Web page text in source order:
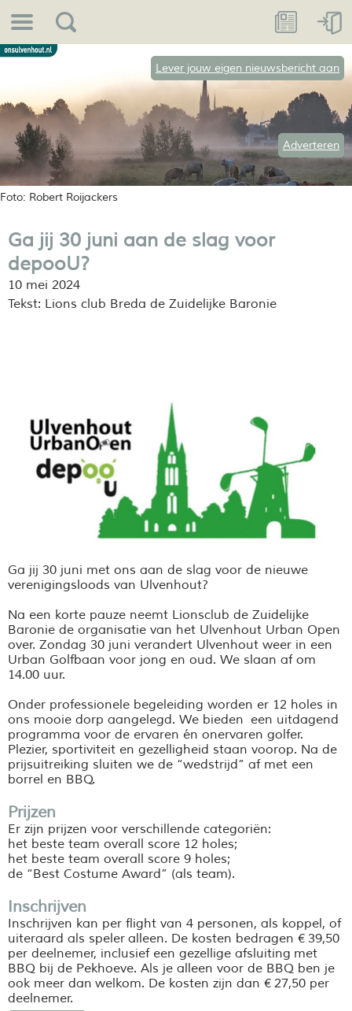
Foto: Robert Roijackers
Lever jouw eigen nieuwsbericht aan
Adverteren
Ga jij 30 juni aan de slag voor
depooU?
10 mei 2024
Tekst: Lions club Breda de Zuidelijke Baronie
Ga jij 30 juni met ons aan de slag voor de nieuwe
verenigingsloods van Ulvenhout?
Na een korte pauze neemt Lionsclub de Zuidelijke
Baronie de organisatie van het Ulvenhout Urban Open
over. Zondag 30 juni verandert Ulvenhout weer in een
Urban Golfbaan voor jong en oud. We slaan af om
14.00 uur.
Onder professionele begeleiding worden er 12 holes in
ons mooie dorp aangelegd. We bieden een uitdagend
programma voor de ervaren én onervaren golfer.
Plezier, sportiviteit en gezelligheid staan voorop. Na de
prijsuitreiking sluiten we de “wedstrijd” af met een
borrel en BBQ.
Prijzen
Er zijn prijzen voor verschillende categoriën:
het beste team overall score 12 holes;
het beste team overall score 9 holes;
de “Best Costume Award” (als team).
Inschrijven
Inschrijven kan per flight van 4 personen, als koppel, of
uiteraard als speler alleen. De kosten bedragen € 39,50
per deelnemer, inclusief een gezellige afsluiting met
BBQ bij de Pekhoeve. Als je alleen voor de BBQ ben je
ook meer dan welkom. De kosten zijn dan € 27,50 per
deelnemer.